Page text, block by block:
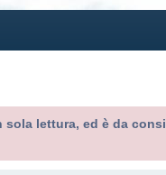
lettura, ed è da